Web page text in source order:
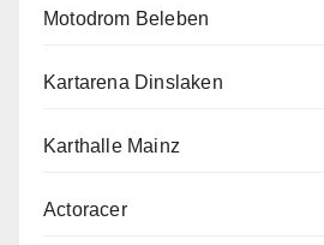
Motodrom Beleben
Kartarena Dinslaken
Karthalle Mainz
Actoracer